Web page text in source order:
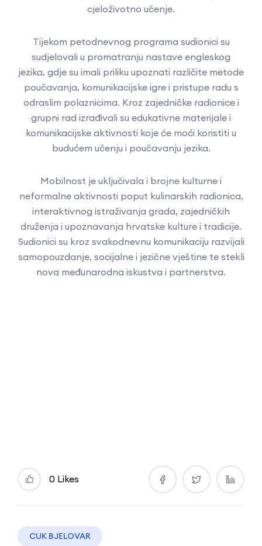
cjeloživotno učenje.
Tijekom petodnevnog programa sudionici su
sudjelovali u promatranju nastave engleskog
jezika, gdje su imali priliku upoznati različite metode
poučavanja, komunikacijske igre i pristupe radu s
odraslim polaznicima. Kroz zajedničke radionice i
grupni rad izrađivali su edukativne materijale i
komunikacijske aktivnosti koje će moći koristiti u
budućem učenju i poučavanju jezika.
Mobilnost je uključivala i brojne kulturne i
neformalne aktivnosti poput kulinarskih radionica,
interaktivnog istraživanja grada, zajedničkih
druženja i upoznavanja hrvatske kulture i tradicije.
Sudionici su kroz svakodnevnu komunikaciju razvijali
samopouzdanje, socijalne i jezične vještine te stekli
nova međunarodna iskustva i partnerstva.
0 Likes
CUK BJELOVAR